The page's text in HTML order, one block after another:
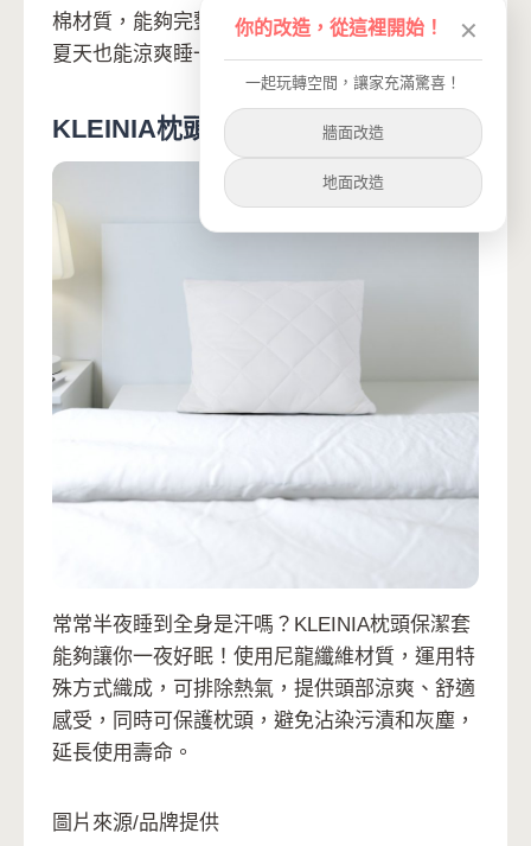
棉材質，能夠完整貼合、提供合適的頭部支撐，
夏天也能涼爽睡一整晚。
KLEINIA枕頭保潔套, 白色 $ 329
常常半夜睡到全身是汗嗎？KLEINIA枕頭保潔套
能夠讓你一夜好眠！使用尼龍纖維材質，運用特
殊方式織成，可排除熱氣，提供頭部涼爽、舒適
感受，同時可保護枕頭，避免沾染污漬和灰塵，
延長使用壽命。
圖片來源/品牌提供
你的改造，從這裡開始！ ✕
一起玩轉空間，讓家充滿驚喜！
牆面改造
地面改造